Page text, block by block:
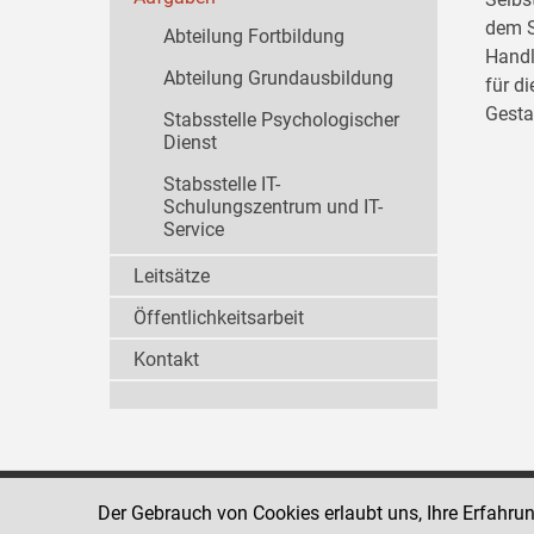
dem
für
Abteilung Fortbildung
Abteilung Grundausbildung
Stabsstelle Psychologischer
Dienst
Stabsstelle IT-
Schulungszentrum und IT-
Service
Leitsätze
Öffentlichkeitsarbeit
Kontakt
Strafvollzugsakademie
1080 Wien
Der Gebrauch von Cookies erlaubt uns, Ihre